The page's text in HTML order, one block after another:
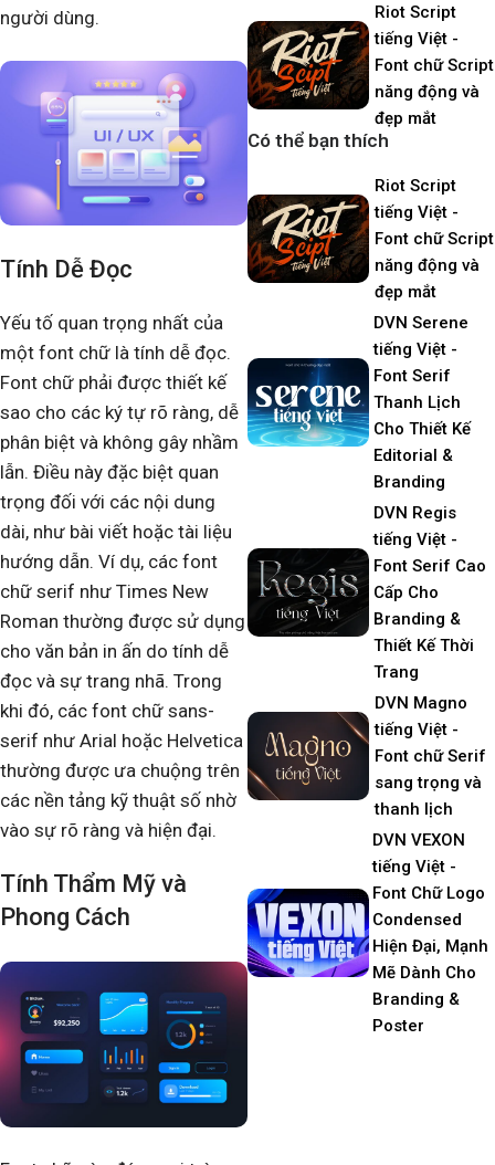
người dùng.
Tính Dễ Đọc
Yếu tố quan trọng nhất của
một font chữ là tính dễ đọc.
Font chữ phải được thiết kế
sao cho các ký tự rõ ràng, dễ
phân biệt và không gây nhầm
lẫn. Điều này đặc biệt quan
trọng đối với các nội dung
dài, như bài viết hoặc tài liệu
hướng dẫn. Ví dụ, các font
chữ serif như Times New
Roman thường được sử dụng
cho văn bản in ấn do tính dễ
đọc và sự trang nhã. Trong
khi đó, các font chữ sans-
serif như Arial hoặc Helvetica
thường được ưa chuộng trên
các nền tảng kỹ thuật số nhờ
vào sự rõ ràng và hiện đại.
Tính Thẩm Mỹ và
Phong Cách
Riot Script
tiếng Việt -
Font chữ Script
năng động và
đẹp mắt
Có thể bạn thích
Riot Script
tiếng Việt -
Font chữ Script
năng động và
đẹp mắt
DVN Serene
tiếng Việt -
Font Serif
Thanh Lịch
Cho Thiết Kế
Editorial &
Branding
DVN Regis
tiếng Việt -
Font Serif Cao
Cấp Cho
Branding &
Thiết Kế Thời
Trang
DVN Magno
tiếng Việt -
Font chữ Serif
sang trọng và
thanh lịch
DVN VEXON
tiếng Việt -
Font Chữ Logo
Condensed
Hiện Đại, Mạnh
Mẽ Dành Cho
Branding &
Poster